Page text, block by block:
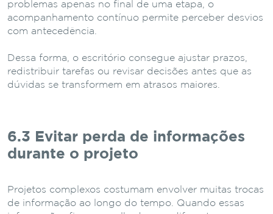
problemas apenas no final de uma etapa, o
acompanhamento contínuo permite perceber desvios
com antecedência.
Dessa forma, o escritório consegue ajustar prazos,
redistribuir tarefas ou revisar decisões antes que as
dúvidas se transformem em atrasos maiores.
6.3 Evitar perda de informações
durante o projeto
Projetos complexos costumam envolver muitas trocas
de informação ao longo do tempo. Quando essas